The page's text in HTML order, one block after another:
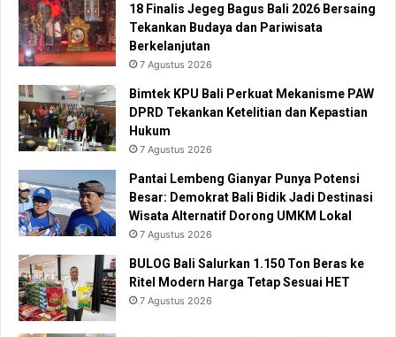
18 Finalis Jegeg Bagus Bali 2026 Bersaing
Tekankan Budaya dan Pariwisata
Berkelanjutan
7 Agustus 2026
Bimtek KPU Bali Perkuat Mekanisme PAW
DPRD Tekankan Ketelitian dan Kepastian
Hukum
7 Agustus 2026
Pantai Lembeng Gianyar Punya Potensi
Besar: Demokrat Bali Bidik Jadi Destinasi
Wisata Alternatif Dorong UMKM Lokal
7 Agustus 2026
BULOG Bali Salurkan 1.150 Ton Beras ke
Ritel Modern Harga Tetap Sesuai HET
7 Agustus 2026